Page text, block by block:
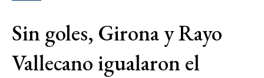
Sin goles, Girona y Rayo
Vallecano igualaron el